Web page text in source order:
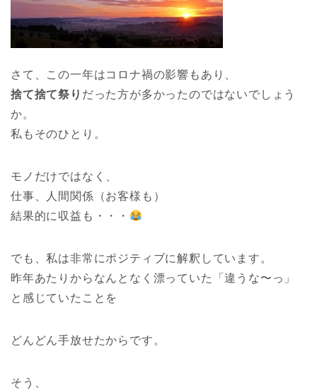
さて、この一年はコロナ禍の影響もあり、
捨て捨て祭り だった方が多かったのではないでしょう
か。
私もそのひとり。
モノだけではなく、
仕事、人間関係（お客様も）
結果的に収益も・・・
でも、私は非常にポジティブに解釈しています。
昨年あたりからなんとなく漂っていた「違うな〜っ」
と感じていたことを
どんどん手放せたからです。
そう、